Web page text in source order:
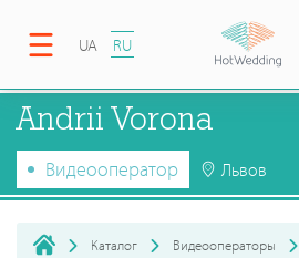
UA RU
Andrii Vorona
Видеооператор Львов
Каталог Видеооператоры